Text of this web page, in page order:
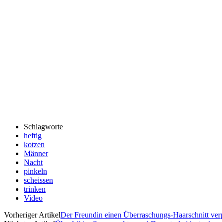
Schlagworte
heftig
kotzen
Männer
Nacht
pinkeln
scheissen
trinken
Video
Vorheriger ArtikelDer Freundin einen Überraschungs-Haarschnitt